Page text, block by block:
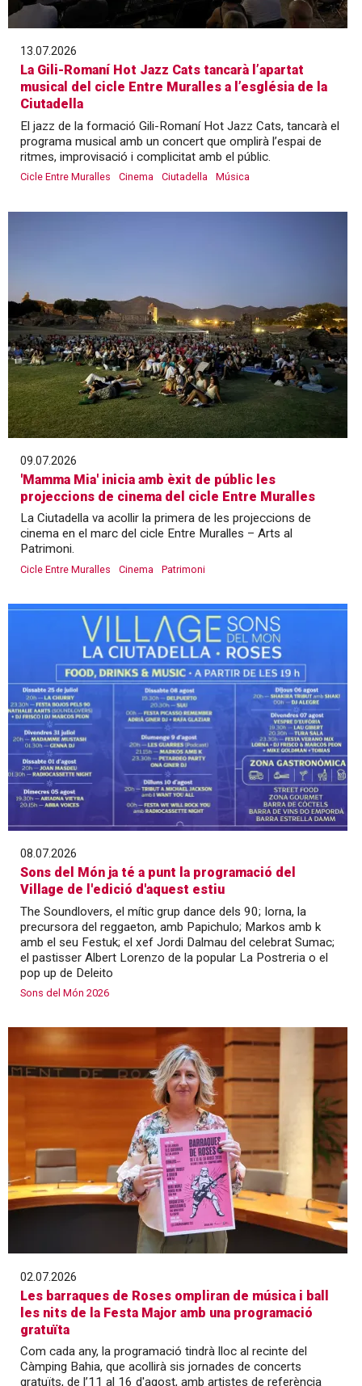
13.07.2026
La Gili-Romaní Hot Jazz Cats tancarà l’apartat
musical del cicle Entre Muralles a l’església de la
Ciutadella
El jazz de la formació Gili-Romaní Hot Jazz Cats, tancarà el
programa musical amb un concert que omplirà l’espai de
ritmes, improvisació i complicitat amb el públic.
Cicle Entre Muralles Cinema Ciutadella Música
09.07.2026
'Mamma Mia' inicia amb èxit de públic les
projeccions de cinema del cicle Entre Muralles
La Ciutadella va acollir la primera de les projeccions de
cinema en el marc del cicle Entre Muralles – Arts al
Patrimoni.
Cicle Entre Muralles Cinema Patrimoni
08.07.2026
Sons del Món ja té a punt la programació del
Village de l'edició d'aquest estiu
The Soundlovers, el mític grup dance dels 90; Iorna, la
precursora del reggaeton, amb Papichulo; Markos amb k
amb el seu Festuk; el xef Jordi Dalmau del celebrat Sumac;
el pastisser Albert Lorenzo de la popular La Postreria o el
pop up de Deleito
Sons del Món 2026
02.07.2026
Les barraques de Roses ompliran de música i ball
les nits de la Festa Major amb una programació
gratuïta
Com cada any, la programació tindrà lloc al recinte del
Càmping Bahia, que acollirà sis jornades de concerts
gratuïts, de l’11 al 16 d'agost, amb artistes de referència